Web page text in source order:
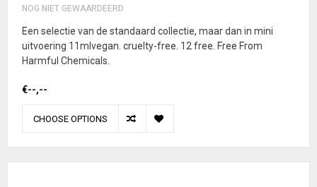
NOG NIET GEWAARDEERD
Een selectie van de standaard collectie, maar dan in mini
uitvoering 11mlvegan. cruelty-free. 12 free. Free From
Harmful Chemicals.
€--,--
CHOOSE OPTIONS